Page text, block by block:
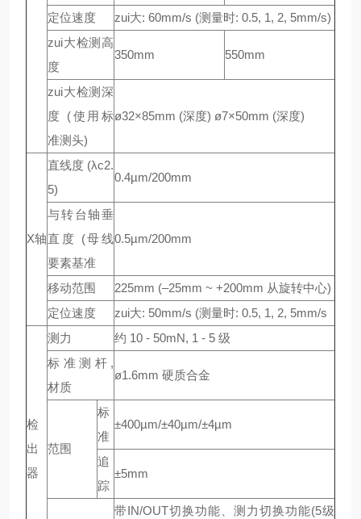
定位速度
zui大: 60mm/s (测量时: 0.5, 1, 2, 5mm/s)
zui大检测高
度
350mm 550mm
zui大检测深
度 (使用标
准测头)
ø32×85mm (深度) ø7×50mm (深度)
X轴
直线度 (λc2.
5)
0.4µm/200mm
与转台轴垂
直度 (母线
要素基准
0.5µm/200mm
移动范围
225mm (–25mm ~ +200mm 从旋转中心)
定位速度
zui大: 50mm/s (测量时: 0.5, 1, 2, 5mm/s
检
出
器
测力
约 10 - 50mN, 1 - 5 级
标准测杆,
材质
ø1.6mm 硬质合金
范围
标
准
±400µm/±40µm/±4µm
追
踪
±5mm
带IN/OUT切换功能、测力切换功能(5级